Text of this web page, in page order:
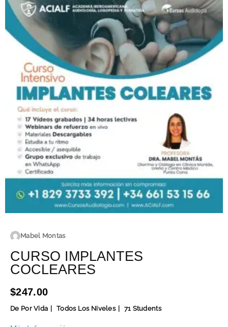
Mabel Montas
CURSO IMPLANTES
COCLEARES
$247.00
De Por Vida Todos Los Niveles 71 Students